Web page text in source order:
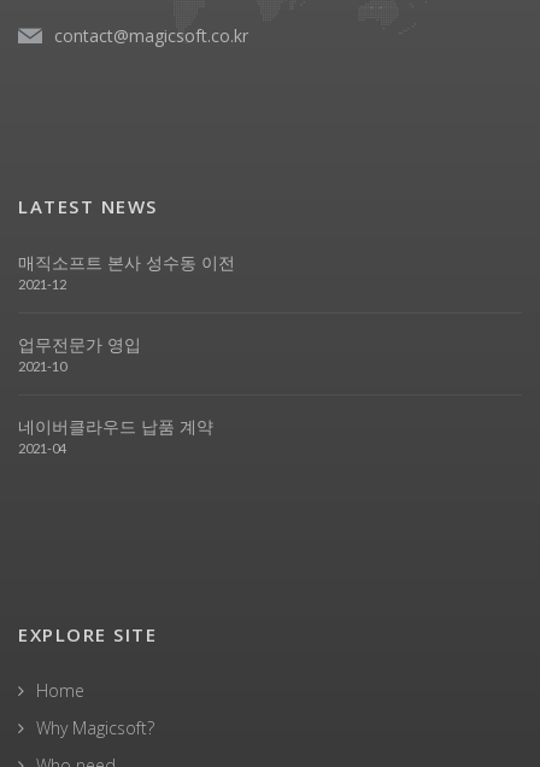
contact@magicsoft.co.kr
LATEST NEWS
매직소프트 본사 성수동 이전
2021-12
업무전문가 영입
2021-10
네이버클라우드 납품 계약
2021-04
EXPLORE SITE
Home
Why Magicsoft?